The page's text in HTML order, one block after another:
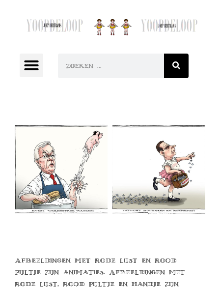
Afbeeldingen met rode lijst en rood
pijltje zijn animaties. Afbeeldingen met
rode lijst, rood pijltje en handje zijn